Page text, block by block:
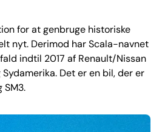
for at genbruge historiske
nyt. Derimod har Scala-navnet
indtil 2017 af Renault/Nissan
Det er en bil, der er
SM3.